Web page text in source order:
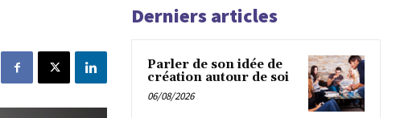
Derniers articles
Parler de son idée de
création autour de soi
06/08/2026